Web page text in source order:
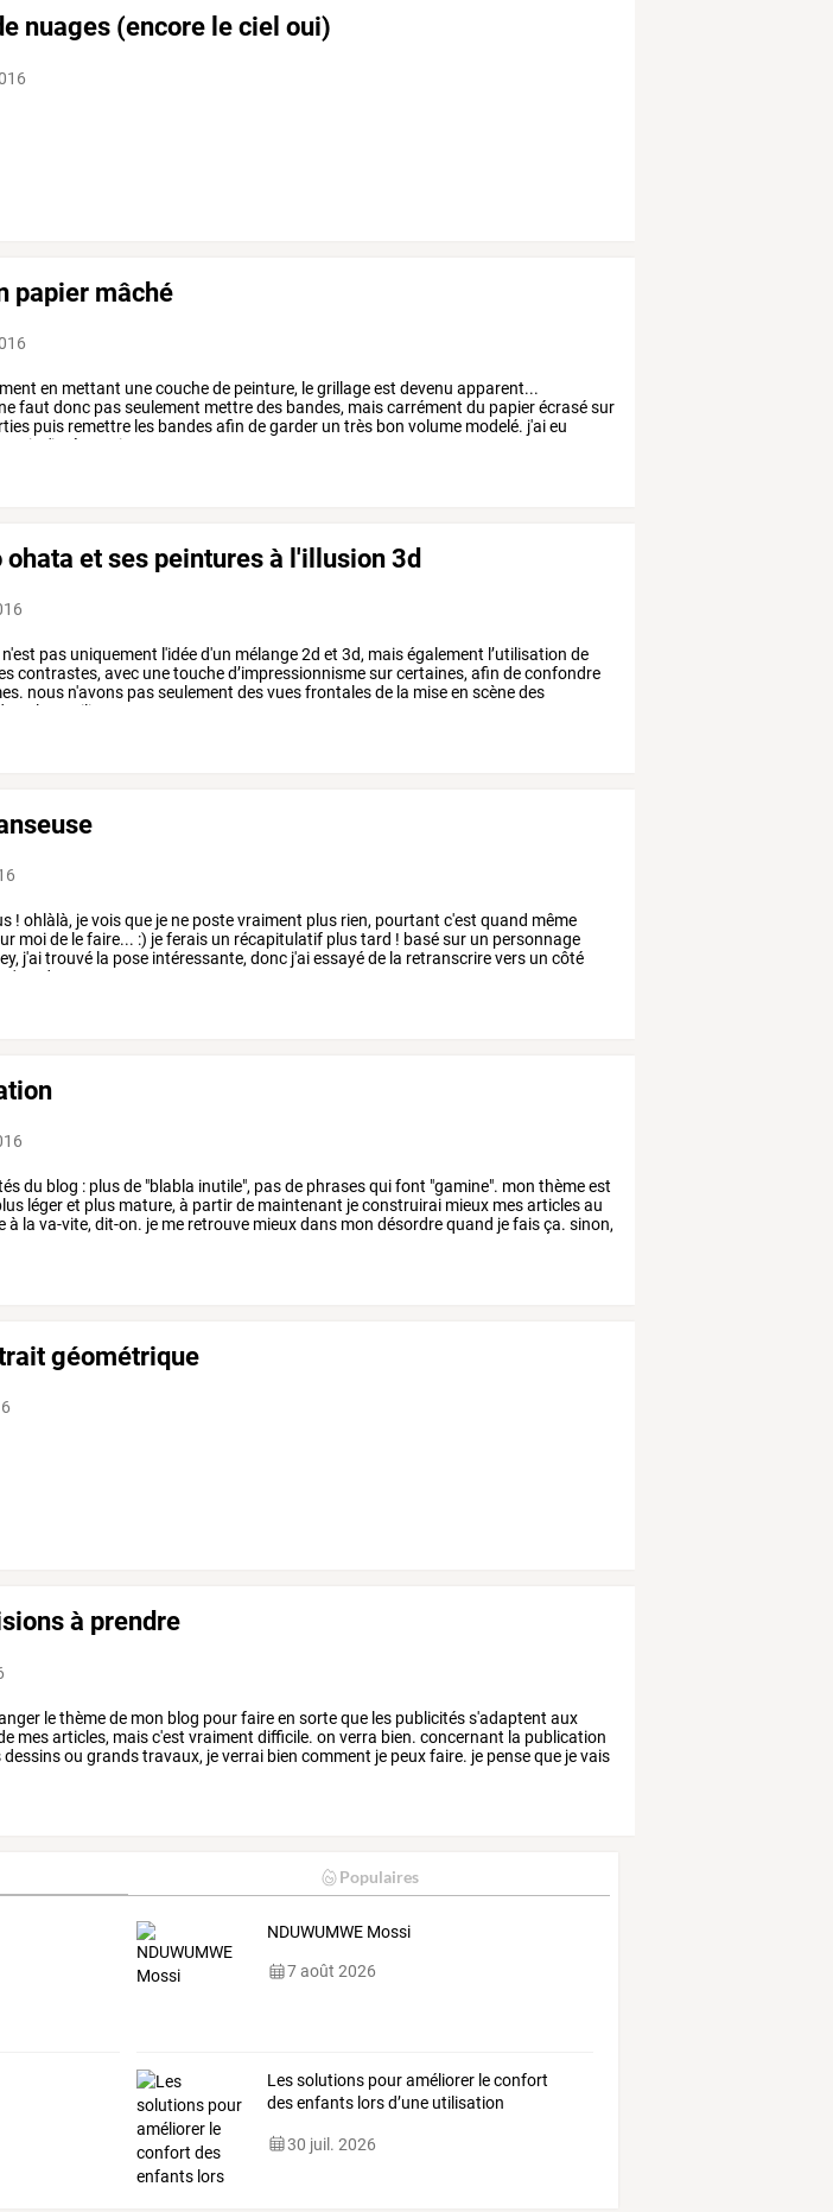
nuages (encore le ciel oui)
papier mâché
en mettant unecouchede peinture, legrillageest devenu apparent...
nefaut donc passeulement mettredes bandes, maiscarrément du papierécrasésur
puis remettre les bandesafin degarder un très bon volume modelé. j'aieu
qui m'intéressait
ohata et ses peintures à l'illusion 3d
n'est pas uniquement l'idéed'un mélange2d et 3d, maiségalement l’utilisation de
contrastes,avec unetouched’impressionnismesurcertaines,afin deconfondre
nous n'avons passeulement desvuesfrontalesde la miseen scènedes
dans leur milieu,
! ohlàlà, jevoisque je ne postevraiment plus rien, pourtant c'est quand même
moide lefaire... :) jeferais un récapitulatif plustard ! basésur un personnage
j'aitrouvé la pose intéressante, donc j'aiessayéde la retranscrirevers un côté
c'est dur.
du blog : plusde "blabla inutile", pasde phrasesquifont "gamine". mon thèmeest
légeret plus mature, à partirde maintenant jeconstruirai mieux mesarticlesau
à la va-vite, dit-on. je me retrouve mieuxdans mon désordrequand jefaisça. sinon,
géométrique
à prendre
lethèmede mon blog pourfaireen sorteque les publicitéss'adaptent aux
mesarticles, maisc'est vraiment difficile. on verra bien. concernant la publication
dessinsou grandstravaux, jeverrai bien comment je peuxfaire. je penseque jevais
Populaires
NDUWUMWE Mossi
7 août 2026
Lessolutions pouraméliorer leconfort
desenfants lorsd’une utilisation
30 juil. 2026